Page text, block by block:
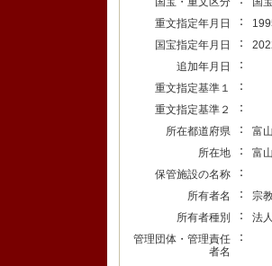
重文指定年月日
：
国宝指定年月日
：
追加年月日
：
重文指定基準１ ：
重文指定基準２ ：
所在都道府県 ：
富
所在地
：
富
保管施設の名称
：
所有者名 ：
宗
所有者種別
：
法人
管理団体・管理責任
者名
：